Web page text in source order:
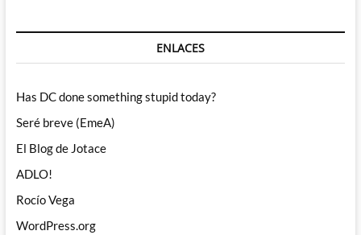
ENLACES
Has DC done something stupid today?
Seré breve (EmeA)
El Blog de Jotace
ADLO!
Rocío Vega
WordPress.org